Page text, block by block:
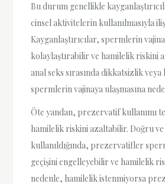
Bu durum genellikle
cinsel aktivitelerin kullanılmasıyla
Kayganlaştırıcılar, spermlerin
kolaylaştırabilir ve hamilelik riskini
anal seks sırasında dikkatsizlik veya
spermlerin vajinaya ulaşmasına
Öte yandan, prezervatif kullanımı
hamilelik riskini azaltabilir. Doğru
kullanıldığında, prezervatifler
geçişini engelleyebilir ve hamilelik
nedenle, hamilelik istenmiyorsa